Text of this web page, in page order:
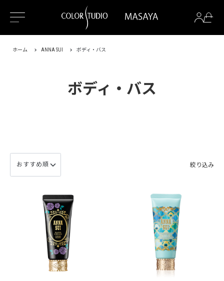
ホーム ANNA SUI ボディ・バス
ボディ・バス
絞り込み